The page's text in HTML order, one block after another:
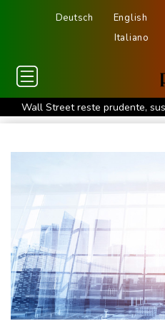
Deutsch English
Italiano
Wall Street reste prudente,
géopolitiques
accord
Droits TV: la Liga échappe à
Disney+
Léon XIV rencontre de jeunes
La Corée du Nord a tiré un
mer du Japon, selon l'armée